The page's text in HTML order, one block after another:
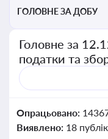
ГОЛОВНЕ ЗА ДОБУ
Головне за
податки та
Опрацьовано:
Виявлено: 18